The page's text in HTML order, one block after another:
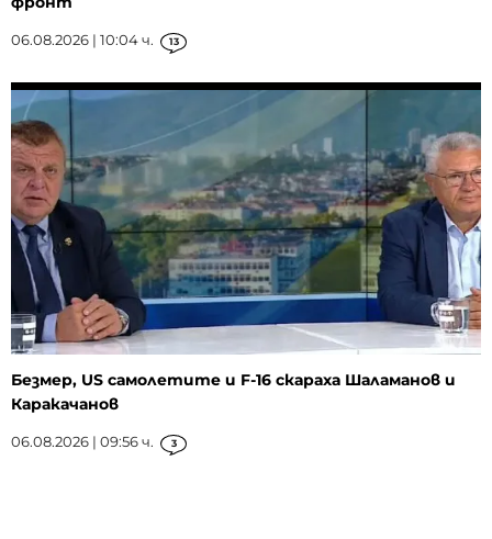
06.08.2026 | 10:04 ч. 13
Безмер, US самолетите и F-16 скараха Шаламанов и
Каракачанов
06.08.2026 | 09:56 ч. 3